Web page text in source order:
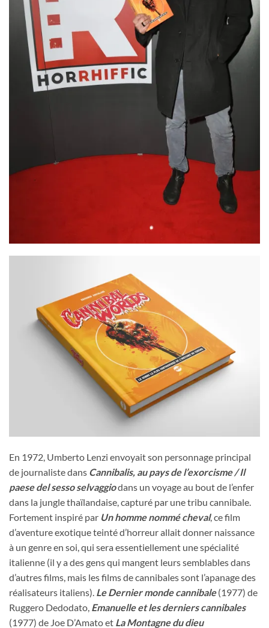
En 1972, Umberto Lenzi envoyait son personnage principal
de journaliste dans Cannibalis, au pays de l’exorcisme / Il
paese del sesso selvaggiodans un voyage au bout de l’enfer
dans la jungle thaïlandaise, capturé par une tribu cannibale.
Fortement inspiré par Un homme nommé cheval, ce film
d’aventure exotique teinté d’horreur allait donner naissance
à un genre en soi, qui sera essentiellement une spécialité
italienne (il y a des gens qui mangent leurs semblables dans
d’autres films, mais les films de cannibales sont l’apanage des
réalisateurs italiens). Le Dernier monde cannibale(1977) de
Ruggero Dedodato, Emanuelle et les derniers cannibales
(1977) de Joe D’Amato et La Montagne du dieu